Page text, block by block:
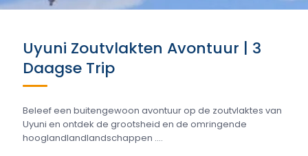
Uyuni Zoutvlakten Avontuur | 3
Daagse Trip
Beleef een buitengewoon avontuur op de zoutvlaktes van
Uyuni en ontdek de grootsheid en de omringende
hooglandlandlandschappen ....